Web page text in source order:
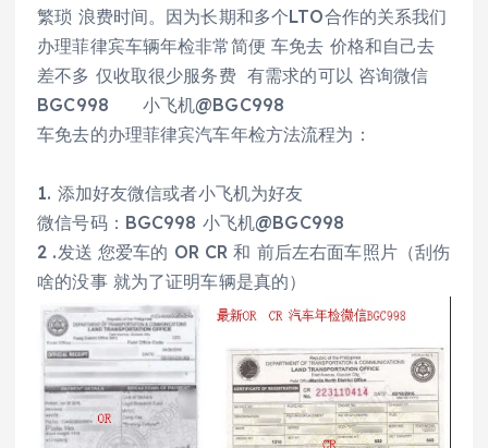
繁琐 浪费时间。因为长期和多个LTO合作的关系我们
办理菲律宾车辆年检非常简便 车免去 价格和自己去
差不多 仅收取很少服务费 有需求的可以 咨询微信
BGC998 小飞机@BGC998
车免去的办理菲律宾汽车年检方法流程为：
1. 添加好友微信或者小飞机为好友
微信号码：BGC998 小飞机@BGC998
2 .发送 您爱车的 OR CR 和 前后左右面车照片（刮伤
啥的没事 就为了证明车辆是真的）